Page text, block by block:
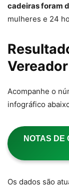
cadeiras foram
mulheres e 24
Acompanhe o
infográfico
NOTAS DE
Os dados são